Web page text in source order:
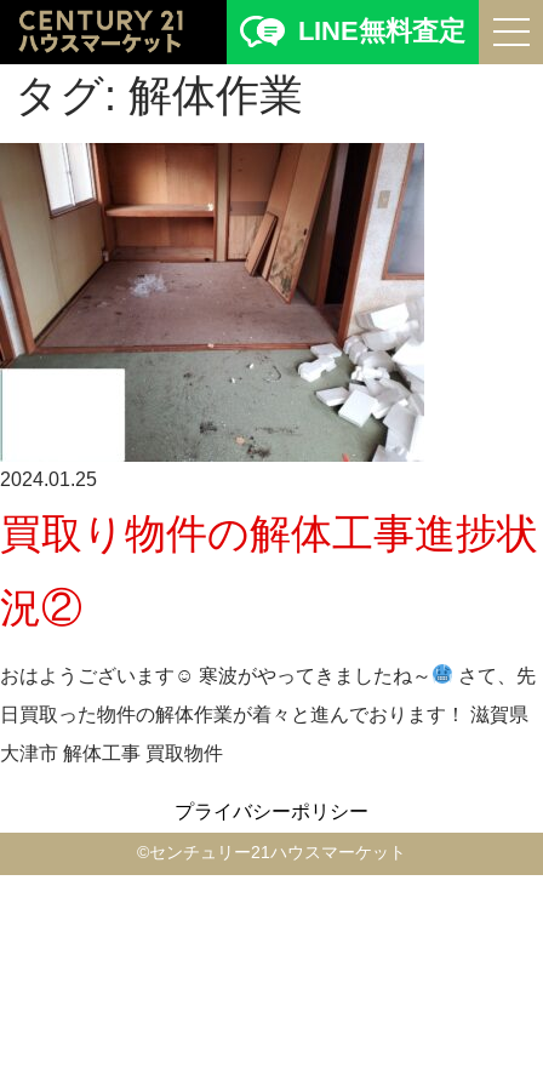
LINE無料査定
タグ:解体作業
2024.01.25
買取り物件の解体工事進捗状
況②
おはようございます☺ 寒波がやってきましたね～
さて、先
日買取った物件の解体作業が着々と進んでおります！ 滋賀県
大津市 解体工事 買取物件
プライバシーポリシー
©️センチュリー21ハウスマーケット